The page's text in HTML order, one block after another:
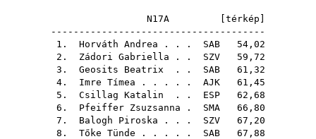
N17A [ térkép
--------------------------------------
1. Horváth Andrea . . . SAB 54,02
2. Zádori Gabriella . . SZV 59,72
3. Geosits Beatrix . . SAB 61,32
4. Imre Tímea . . . . . AJK 61,45
5. Csillag Katalin . . ESP 62,68
6. Pfeiffer Zsuzsanna . SMA 66,80
7. Balogh Piroska . . . SZV 67,20
8. Tőke Tünde . . . . . SAB 67,88